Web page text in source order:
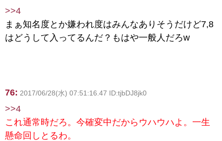
>>4
まぁ知名度とか嫌われ度はみんなありそうだけど7,8
はどうして入ってるんだ？もはや一般人だろw
76: 2017/06/28(水) 07:51:16.47 ID:tjbDJ8jk0
>>4
これ通常時だろ。今確変中だからウハウハよ。一生
懸命回しとるわ。